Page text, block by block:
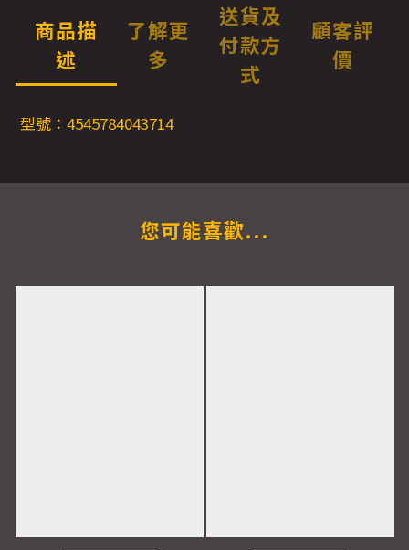
商品描
述
了解更
多
送貨及
付款方
式
顧客評
價
型號：4545784043714
您可能喜歡...